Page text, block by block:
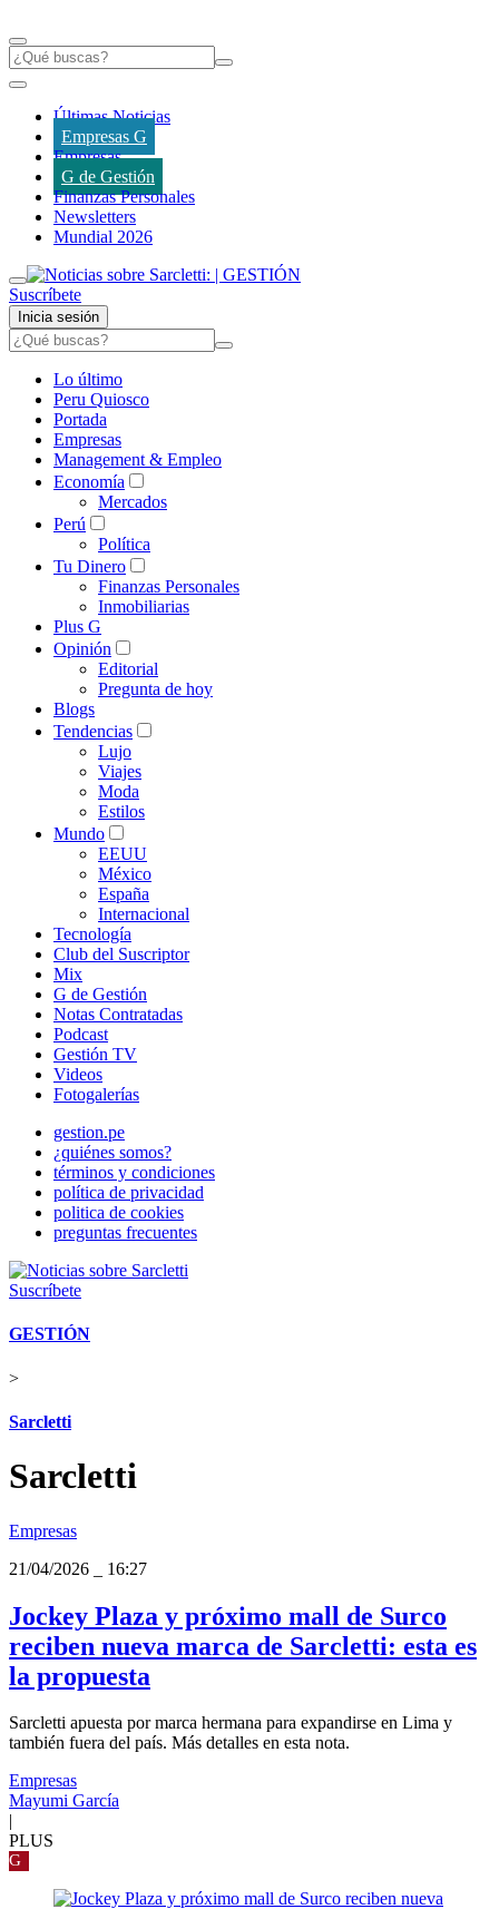
Últimas Noticias
Empresas G
Empresas
G de Gestión
Finanzas Personales
Newsletters
Mundial 2026
Suscríbete
Inicia sesión
Lo último
Peru Quiosco
Portada
Empresas
Management & Empleo
Economía
Mercados
Perú
Política
Tu Dinero
Finanzas Personales
Inmobiliarias
Plus G
Opinión
Editorial
Pregunta de hoy
Blogs
Tendencias
Lujo
Viajes
Moda
Estilos
Mundo
EEUU
México
España
Internacional
Tecnología
Club del Suscriptor
Mix
G de Gestión
Notas Contratadas
Podcast
Gestión TV
Videos
Fotogalerías
gestion.pe
¿quiénes somos?
términos y condiciones
política de privacidad
politica de cookies
preguntas frecuentes
Suscríbete
GESTIÓN
>
Sarcletti
Sarcletti
Empresas
21/04/2026
16:27
Jockey Plaza y próximo mall de Surco
reciben nueva marca de Sarcletti: esta es
la propuesta
Sarcletti apuesta por marca hermana para expandirse en Lima y
también fuera del país. Más detalles en esta nota.
Empresas
Mayumi García
PLUS
G